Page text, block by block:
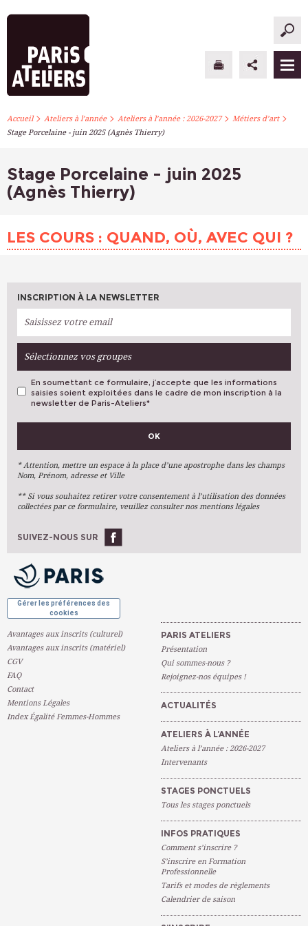
PARIS ATELIERS
ATELIERS À L’ANNÉE
INFOS PRATIQUES
Accueil> Ateliers à l’année> Ateliers à l’année : 2026-2027> Métiers d’art>
Stage Porcelaine - juin 2025 (Agnès Thierry)
Stage Porcelaine - juin 2025
(Agnès Thierry)
LES COURS : QUAND, OÙ, AVEC QUI ?
INSCRIPTION À LA NEWSLETTER
Sélectionnez vos groupes
VOS PRÉFÉRENCES
Arts Plastiques
Arts Du Texte
Arts Numériques
Ateliers À L'année
En soumettant ce formulaire, j’accepte que les informations
saisies soient exploitées dans le cadre de mon inscription à la
newsletter de Paris-Ateliers*
OK
* Attention, mettre un espace à la place d’une apostrophe dans les champs
Nom, Prénom, adresse et Ville
** Si vous souhaitez retirer votre consentement à l’utilisation des données
collectées par ce formulaire, veuillez consulter nos mentions légales
SUIVEZ-NOUS SUR
Gérer les préférences des
cookies
Avantages aux inscrits (culturel)
Avantages aux inscrits (matériel)
CGV
FAQ
Contact
Mentions Légales
Index Égalité Femmes-Hommes
PARIS ATELIERS
Présentation
Qui sommes-nous ?
Rejoignez-nos équipes !
ACTUALITÉS
ATELIERS À L’ANNÉE
Ateliers à l’année : 2026-2027
Intervenants
STAGES PONCTUELS
Tous les stages ponctuels
INFOS PRATIQUES
Comment s’inscrire ?
S’inscrire en Formation
Professionnelle
Tarifs et modes de règlements
Calendrier de saison